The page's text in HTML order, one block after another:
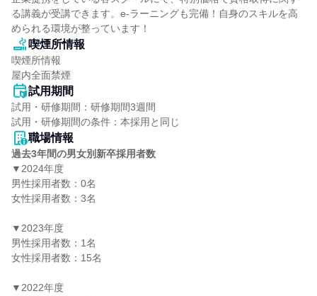
る講義が受講できます。e-ラーニングも完備！自身のスキルを高
められる環境が整っています！
喫煙所情報
喫煙所情報
屋内全面禁煙
試用期間
試用・研修期間：研修期間3週間
職場情報
過去3年間の男女別新卒採用者数
▼2024年度
男性採用者数：0名
女性採用者数：3名
▼2023年度
男性採用者数：1名
女性採用者数：15名
▼2022年度